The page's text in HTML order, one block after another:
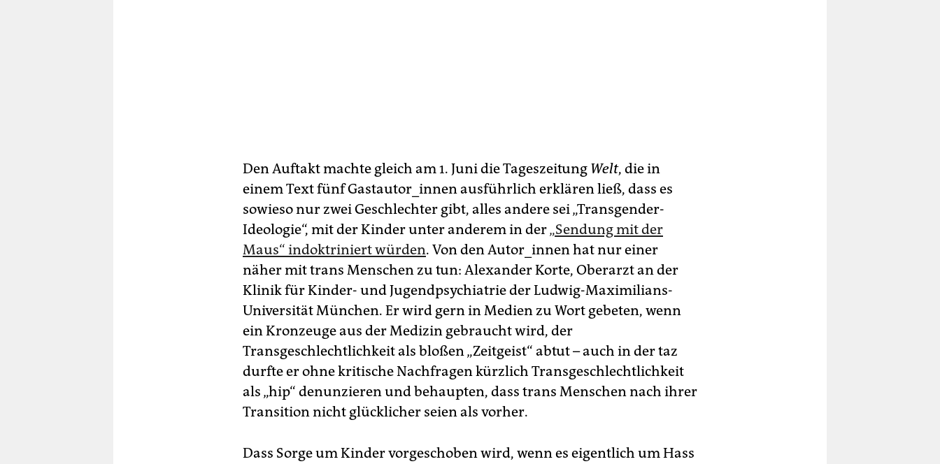
Den Auftakt machte gleich am 1. Juni die Tageszeitung Welt, die in
einem Text fünf Gastautor_innen ausführlich erklären ließ, dass es
sowieso nur zwei Geschlechter gibt, alles andere sei „Transgender-
Ideologie“, mit der Kinder unter anderem in der„Sendung mit der
Maus“ indoktriniert würden. Von den Autor_innen hat nur einer
näher mit trans Menschen zu tun: Alexander Korte, Oberarzt an der
Klinik für Kinder- und Jugendpsychiatrie der Ludwig-Maximilians-
Universität München. Er wird gern in Medien zu Wort gebeten, wenn
ein Kronzeuge aus der Medizin gebraucht wird, der
Transgeschlechtlichkeit als bloßen „Zeitgeist“ abtut – auch in der taz
durfte er ohne kritische Nachfragen kürzlich Transgeschlechtlichkeit
als „hip“ denunzieren und behaupten, dass trans Menschen nach ihrer
Transition nicht glücklicher seien als vorher.
Dass Sorge um Kinder vorgeschoben wird, wenn es eigentlich um Hass